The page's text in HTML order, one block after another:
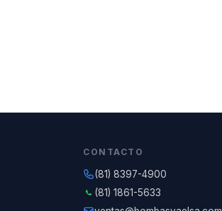
CONTACTO
(81) 8397-4900
(81) 1861-5633